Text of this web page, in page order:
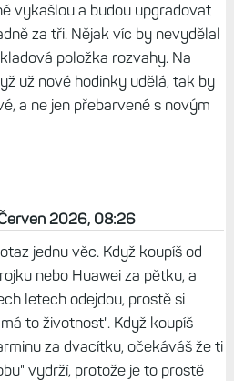
vykašlou a budou upgradovat
za tři. Nějak víc by nevydělal
položka rozvahy. Na
už nové hodinky udělá, tak by
a ne jen přebarvené s novým
2026, 08:26
jednu věc. Když koupíš od
nebo Huawei za pětku, a
letech odejdou, prostě si
to životnost". Když koupíš
za dvacítku, očekáváš že ti
vydrží, protože je to prostě